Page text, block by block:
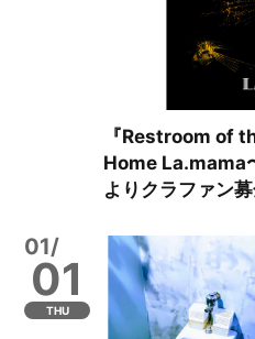
『Restroom of
Home La.mama
よりクラファン
01/
01
THU